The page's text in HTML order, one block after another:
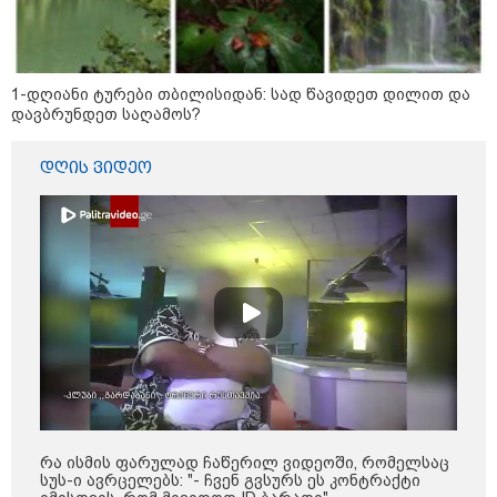
რა უნდა გავაკეთოთ პირველ
რიგში შუქის გამორთვისას: 5
მნიშვნელოვანი ნაბიჯი
1-დღიანი ტურები თბილისიდან:
სად წავიდეთ დილით და
დავბრუნდეთ საღამოს?
მსოფლიო
1-დღიანი ტურები თბილისიდან: სად წავიდეთ დილით და
დავბრუნდეთ საღამოს?
დღის ვიდეო
რა ისმის ფარულად ჩაწერილ ვიდეოში, რომელსაც
სუს-ი ავრცელებს: "- ჩვენ გვსურს ეს კონტრაქტი